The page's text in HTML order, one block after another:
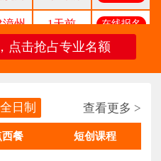
漳州 1天前 在线报名
泉州 3天前 在线报名
龙岩 在线报名
门 1天前 在线报名
点击抢占专业名额
日制 查看更多 >
餐 短创课程